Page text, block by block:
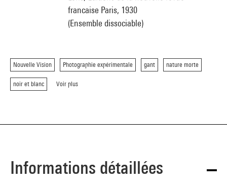
francaise Paris, 1930
(Ensemble dissociable)
Nouvelle Vision Photographie expérimentale gant nature morte
noir et blanc Voir plus
Informations détaillées